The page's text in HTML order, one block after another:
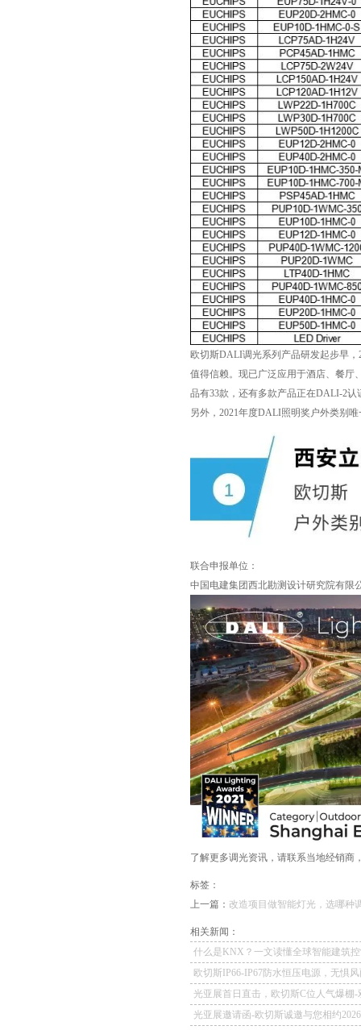
欧切斯DALI调光系列产品研发起步早
值得信赖。现已广泛应用于酒店、餐厅
品有33款，还有多款产品正在DALI-2
另外，2021年度DALI照明奖户外类别
联合申报单位：
中国电建集团西北勘测设计研究院有限
了解更多调光资讯，请联系当地经销商
标签：
上一篇： 改造项目做智能灯光，选哪种
相关新闻：
什么是KNX？一文读懂全球智能建筑
欧切斯IP66-IP67防水恒压电源，无惧
如一
光亚展首日直击，欧切斯C位人气爆棚-
冕，实力再出圈
光亚展邀请函-欧切斯诚邀与您相约